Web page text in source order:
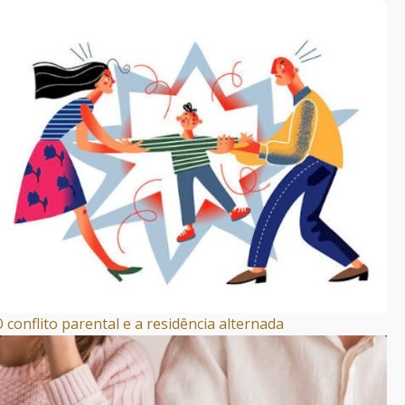
conflito parental e a residência alternada